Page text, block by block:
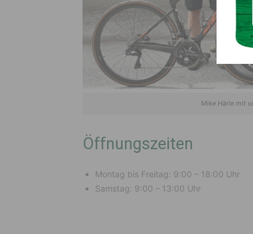
Mike Härle mit
Öffnungszeiten
Montag bis Freitag: 9:00 – 18:00 Uhr
Samstag: 9:00 – 13:00 Uhr